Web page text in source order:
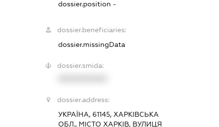
dossier.position -
dossier.beneficiaries:
dossier.missingData
dossier.smida:
dossier.address:
УКРАЇНА, 61145, ХАРКІВСЬКА
ОБЛ., МІСТО ХАРКІВ, ВУЛИЦЯ